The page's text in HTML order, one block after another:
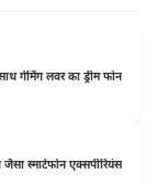
गेमिंग लवर का ड्रीम फोन
स्मार्टफोन एक्सपीरियंस